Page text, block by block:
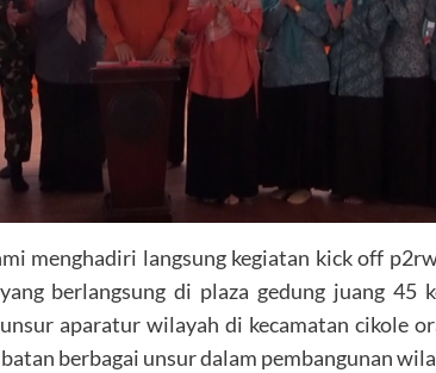
menghadiri langsung kegiatan kick off
berlangsung di plaza gedung juang 45
aparatur wilayah di kecamatan cikole
berbagai unsur dalam pembangunan